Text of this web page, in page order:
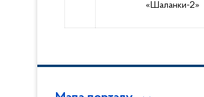
«Шаланки-2»